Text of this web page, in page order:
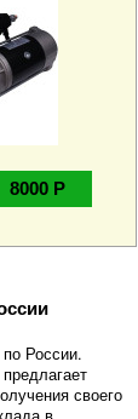
8000 Р
России.
своего